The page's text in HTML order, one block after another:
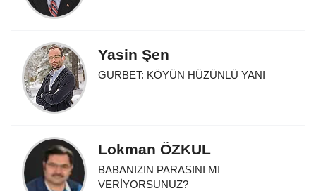
Yasin Şen
GURBET: KÖYÜN HÜZÜNLÜ YANI
Lokman ÖZKUL
BABANIZIN PARASINI MI
VERİYORSUNUZ?